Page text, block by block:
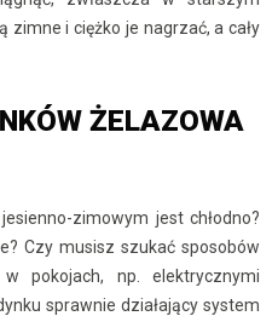
i ciężko je nagrzać, a cały
ŻELAZOWA
zimowym jest chłodno?
Czy musisz szukać sposobów
pokojach, np. elektrycznymi
sprawnie działający system